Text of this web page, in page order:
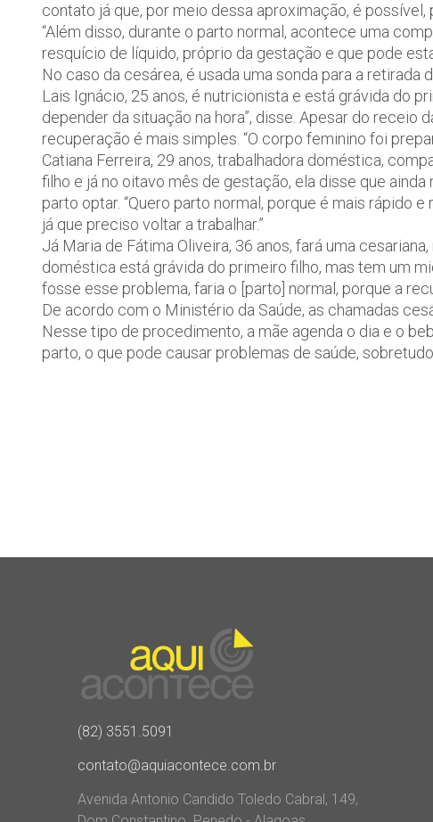
contato já que, por meio dessa aproximação, é
“Além disso, durante o parto normal, acontece uma
resquício de líquido, próprio da gestação e que pode
No caso da cesárea, é usada uma sonda para a retirada
Lais Ignácio, 25 anos, é nutricionista e está grávida do
depender da situação na hora”, disse. Apesar do receio
recuperação é mais simples. “O corpo feminino foi
Catiana Ferreira, 29 anos, trabalhadora doméstica,
filho e já no oitavo mês de gestação, ela disse que
parto optar. “Quero parto normal, porque é mais rápido
já que preciso voltar a trabalhar.”
Já Maria de Fátima Oliveira, 36 anos, fará uma
doméstica está grávida do primeiro filho, mas tem um
fosse esse problema, faria o [parto] normal, porque a
De acordo com o Ministério da Saúde, as chamadas
Nesse tipo de procedimento, a mãe agenda o dia e o
parto, o que pode causar problemas de saúde,
(82) 3551.5091
contato@aquiacontece.com.br
Avenida Antonio Candido Toledo Cabral, 149,